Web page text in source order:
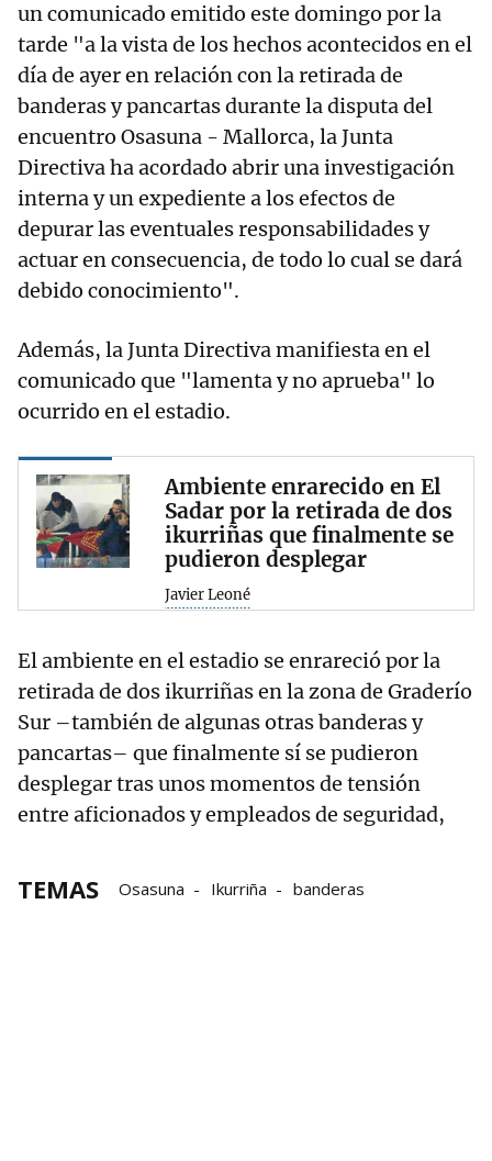
un comunicado emitido este domingo por la
tarde "a la vista de los hechos acontecidos en el
día de ayer en relación con la retirada de
banderas y pancartas durante la disputa del
encuentro Osasuna - Mallorca, la Junta
Directiva ha acordado abrir una investigación
interna y un expediente a los efectos de
depurar las eventuales responsabilidades y
actuar en consecuencia, de todo lo cual se dará
debido conocimiento".
Además, la Junta Directiva manifiesta en el
comunicado que "lamenta y no aprueba" lo
ocurrido en el estadio.
Ambiente enrarecido en El
Sadar por la retirada de dos
ikurriñas que finalmente se
pudieron desplegar
Javier Leoné
El ambiente en el estadio se enrareció por la
retirada de dos ikurriñas en la zona de Graderío
Sur –también de algunas otras banderas y
pancartas– que finalmente sí se pudieron
desplegar tras unos momentos de tensión
entre aficionados y empleados de seguridad,
TEMAS Osasuna Ikurriña banderas